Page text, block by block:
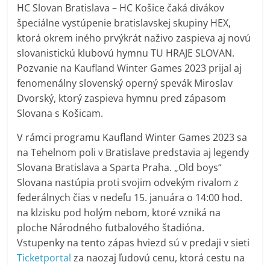
HC Slovan Bratislava – HC Košice čaká divákov
špeciálne vystúpenie bratislavskej skupiny HEX,
ktorá okrem iného prvýkrát naživo zaspieva aj novú
slovanistickú klubovú hymnu TU HRAJE SLOVAN.
Pozvanie na Kaufland Winter Games 2023 prijal aj
fenomenálny slovenský operný spevák Miroslav
Dvorský, ktorý zaspieva hymnu pred zápasom
Slovana s Košicam.
V rámci programu Kaufland Winter Games 2023 sa
na Tehelnom poli v Bratislave predstavia aj legendy
Slovana Bratislava a Sparta Praha. „Old boys“
Slovana nastúpia proti svojim odvekým rivalom z
federálnych čias v nedeľu 15. januára o 14:00 hod.
na klzisku pod holým nebom, ktoré vzniká na
ploche Národného futbalového štadióna.
Vstupenky na tento zápas hviezd sú v predaji v sieti
Ticketportal za naozaj ľudovú cenu, ktorá cestu na